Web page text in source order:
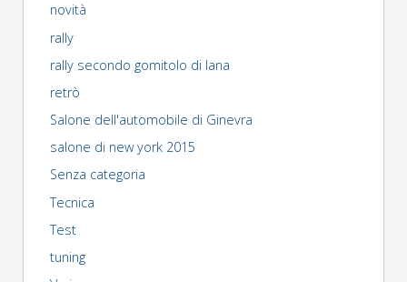
novità
rally
rally secondo gomitolo di lana
retrò
Salone dell'automobile di Ginevra
salone di new york 2015
Senza categoria
Tecnica
Test
tuning